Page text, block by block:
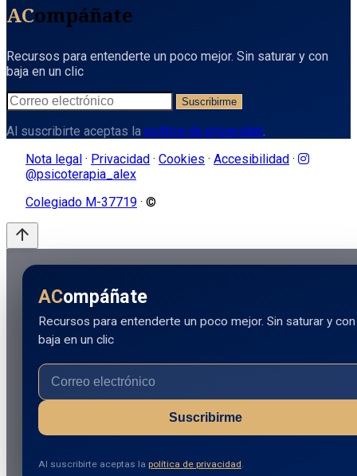
ACompáñate
Recursos para entenderte un poco mejor. Sin saturar y con
baja en un clic
Suscribirme
Al suscribirte aceptas la política de privacidad
Nota legal · Privacidad · Cookies · Accesibilidad ·
@psicoterapia_alex
Colegiado M-37719 · ©
arrow_upward
ACompáñate
Recursos para entenderte un poco mejor. Sin saturar y con
baja en un clic
Suscribirme
Al suscribirte aceptas la política de privacidad.